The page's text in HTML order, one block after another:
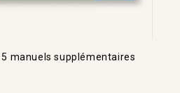
5 manuels supplémentaires